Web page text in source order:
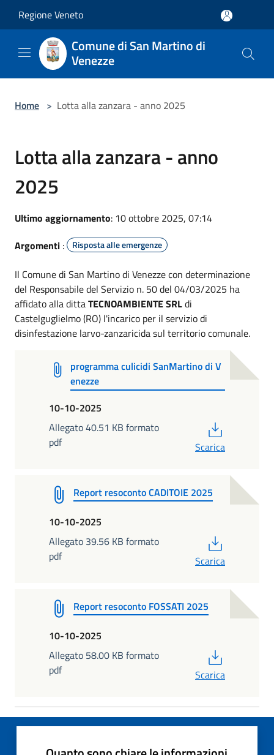
Regione Veneto
Comune di San Martino di
Venezze
Home > Lotta alla zanzara - anno 2025
Lotta alla zanzara - anno
2025
Ultimo aggiornamento: 10 ottobre 2025, 07:14
Argomenti : Risposta alle emergenze
Il Comune di San Martino di Venezze con determinazione
del Responsabile del Servizio n. 50 del 04/03/2025 ha
affidato alla dittaTECNOAMBIENTE SRLdi
Castelguglielmo (RO) l'incarico per il servizio di
disinfestazione larvo-zanzaricida sul territorio comunale.
programma culicidi SanMartino di V
enezze
10-10-2025
Allegato 40.51 KB formato
pdf
Scarica
Report resoconto CADITOIE 2025
10-10-2025
Allegato 39.56 KB formato
pdf
Scarica
Report resoconto FOSSATI 2025
10-10-2025
Allegato 58.00 KB formato
pdf
Scarica